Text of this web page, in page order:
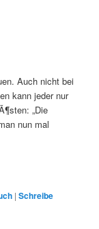
Auch nicht bei
kann jeder nur
„Die
nun mal
|Schreibe